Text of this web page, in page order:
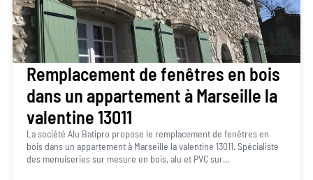
Remplacement de fenêtres en bois
dans un appartement à Marseille la
valentine 13011
La société Alu Batipro propose le remplacement de fenêtres en
bois dans un appartement à Marseille la valentine 13011. Spécialiste
des menuiseries sur mesure en bois, alu et PVC sur...